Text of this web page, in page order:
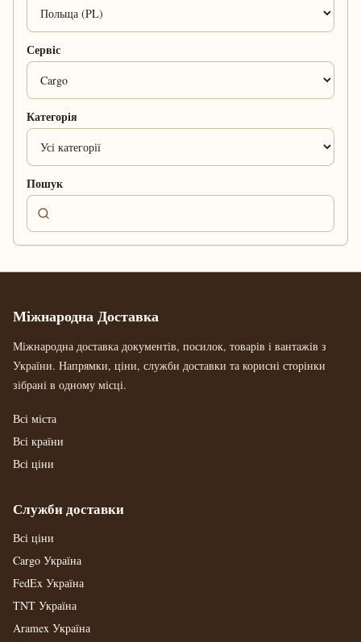
Сервіс
Категорія
Пошук
Міжнародна Доставка
Міжнародна доставка документів, посилок, товарів і вантажів з
України. Напрямки, ціни, служби доставки та корисні сторінки
зібрані в одному місці.
Всі міста
Всі країни
Всі ціни
Служби доставки
Всі ціни
Cargo Україна
FedEx Україна
TNT Україна
Aramex Україна